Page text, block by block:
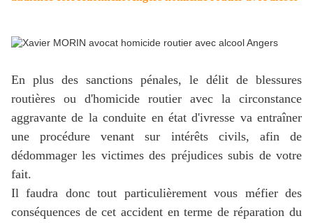
En plus des sanctions pénales, le délit de blessures
routières ou d'homicide routier avec la circonstance
aggravante de la conduite en état d'ivresse va entraîner
une procédure venant sur intérêts civils, afin de
dédommager les victimes des préjudices subis de votre
fait.
Il faudra donc tout particulièrement vous méfier des
conséquences de cet accident en terme de réparation du